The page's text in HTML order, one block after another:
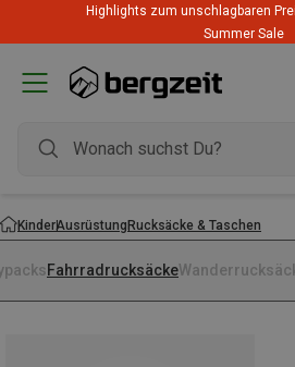
Highlights zum unschlagbaren
Summer Sale
KinderAusrüstungRucksäcke & Taschen
Fahrradrucksäcke